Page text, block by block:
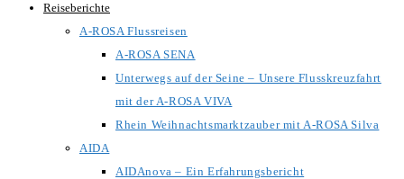
Reiseberichte
A-ROSA Flussreisen
A-ROSA SENA
Unterwegs auf der Seine – Unsere Flusskreuzfahrt
mit der A-ROSA VIVA
Rhein Weihnachtsmarktzauber mit A-ROSA Silva
AIDA
AIDAnova – Ein Erfahrungsbericht